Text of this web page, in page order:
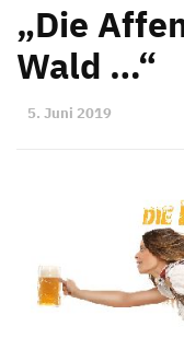
„Die
Wald …“
5. Juni 2019